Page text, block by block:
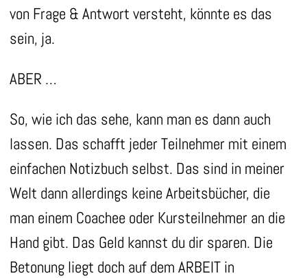
von Frage & Antwort versteht, könnte es das
sein, ja.
ABER …
So, wie ich das sehe, kann man es dann auch
lassen. Das schafft jeder Teilnehmer mit einem
einfachen Notizbuch selbst. Das sind in meiner
Welt dann allerdings keine Arbeitsbücher, die
man einem Coachee oder Kursteilnehmer an die
Hand gibt. Das Geld kannst du dir sparen. Die
Betonung liegt doch auf dem ARBEIT in